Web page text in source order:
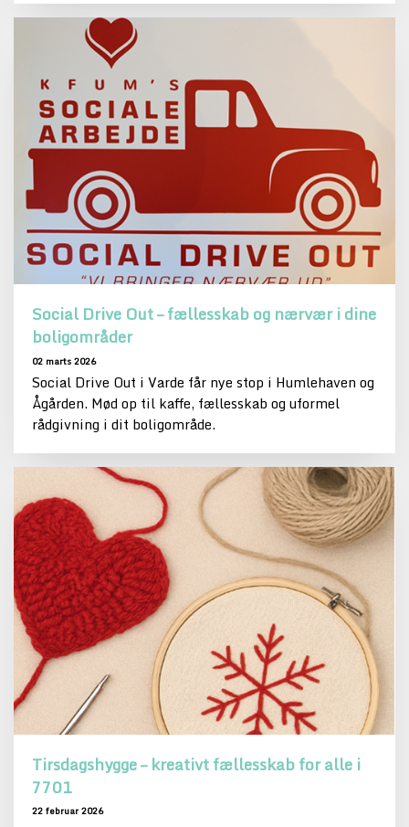
Social Drive Out – fællesskab og nærvær i dine
boligområder
02 marts 2026
Social Drive Out i Varde får nye stop i Humlehaven og
Ågården. Mød op til kaffe, fællesskab og uformel
rådgivning i dit boligområde.
Tirsdagshygge – kreativt fællesskab for alle i
7701
22 februar 2026